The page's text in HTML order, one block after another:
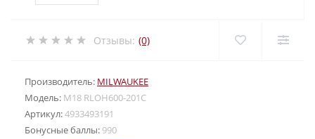
Отзывы: (0)
Производитель: MILWAUKEE
Модель: M18 RLOH600-201C
Артикул:4933493191
Бонусные баллы: 990